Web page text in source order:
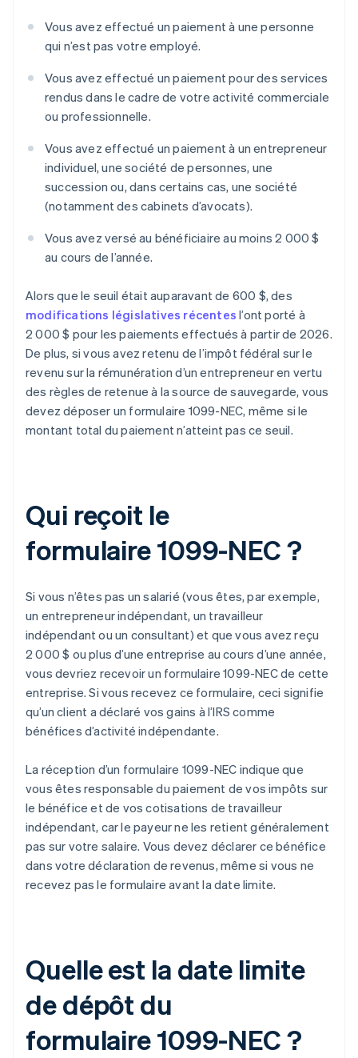
Vous avez effectué un paiement à une personne
qui n’est pas votre employé.
Vous avez effectué un paiement pour des services
rendus dans le cadre de votre activité commerciale
ou professionnelle.
Vous avez effectué un paiement à un entrepreneur
individuel, une société de personnes, une
succession ou, dans certains cas, une société
(notamment des cabinets d’avocats).
Vous avez versé au bénéficiaire au moins 2 000 $
au cours de l’année.
Alors que le seuil était auparavant de 600 $, des
modifications législatives récentes l’ont porté à
2 000 $ pour les paiements effectués à partir de 2026.
De plus, si vous avez retenu de l’impôt fédéral sur le
revenu sur la rémunération d’un entrepreneur en vertu
des règles de retenue à la source de sauvegarde, vous
devez déposer un formulaire 1099-NEC, même si le
montant total du paiement n’atteint pas ce seuil.
Qui reçoit le
formulaire 1099-NEC ?
Si vous n’êtes pas un salarié (vous êtes, par exemple,
un entrepreneur indépendant, un travailleur
indépendant ou un consultant) et que vous avez reçu
2 000 $ ou plus d’une entreprise au cours d’une année,
vous devriez recevoir un formulaire 1099-NEC de cette
entreprise. Si vous recevez ce formulaire, ceci signifie
qu’un client a déclaré vos gains à l’IRS comme
bénéfices d’activité indépendante.
La réception d’un formulaire 1099-NEC indique que
vous êtes responsable du paiement de vos impôts sur
le bénéfice et de vos cotisations de travailleur
indépendant, car le payeur ne les retient généralement
pas sur votre salaire. Vous devez déclarer ce bénéfice
dans votre déclaration de revenus, même si vous ne
recevez pas le formulaire avant la date limite.
Quelle est la date limite
de dépôt du
formulaire 1099-NEC ?